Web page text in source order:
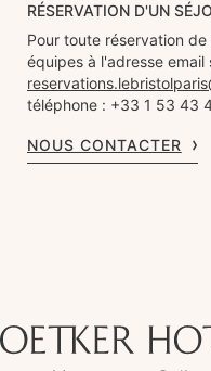
RÉSERVATION D'UN
Pour toute réservation
équipes à l'adresse email
téléphone : +33 1 53 43
NOUS CONTACTER